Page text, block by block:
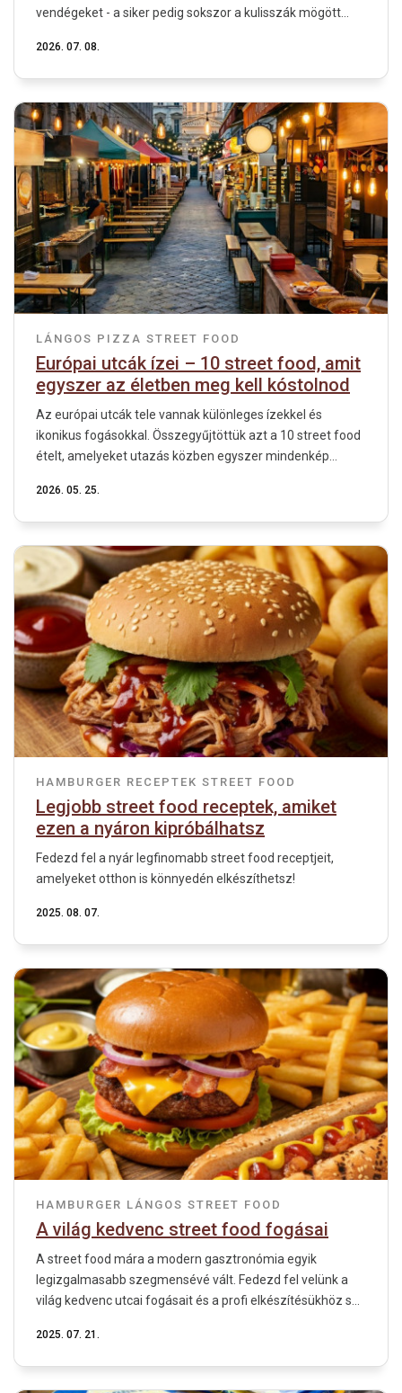
vendégeket - a siker pedig sokszor a kulisszák mögött...
2026. 07. 08.
LÁNGOS PIZZA STREET FOOD
Európai utcák ízei – 10 street food, amit
egyszer az életben meg kell kóstolnod
Az európai utcák tele vannak különleges ízekkel és
ikonikus fogásokkal. Összegyűjtöttük azt a 10 street food
ételt, amelyeket utazás közben egyszer mindenkép...
2026. 05. 25.
HAMBURGER RECEPTEK STREET FOOD
Legjobb street food receptek, amiket
ezen a nyáron kipróbálhatsz
Fedezd fel a nyár legfinomabb street food receptjeit,
amelyeket otthon is könnyedén elkészíthetsz!
2025. 08. 07.
HAMBURGER LÁNGOS STREET FOOD
A világ kedvenc street food fogásai
A street food mára a modern gasztronómia egyik
legizgalmasabb szegmensévé vált. Fedezd fel velünk a
világ kedvenc utcai fogásait és a profi elkészítésükhöz s...
2025. 07. 21.